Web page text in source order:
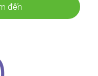
đến